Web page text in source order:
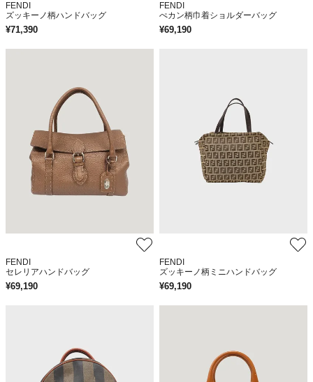
FENDI
ズッキーノ柄ハンドバッグ
¥71,390
FENDI
ぺカン柄巾着ショルダーバッグ
¥69,190
FENDI
セレリアハンドバッグ
¥69,190
FENDI
ズッキーノ柄ミニハンドバッグ
¥69,190